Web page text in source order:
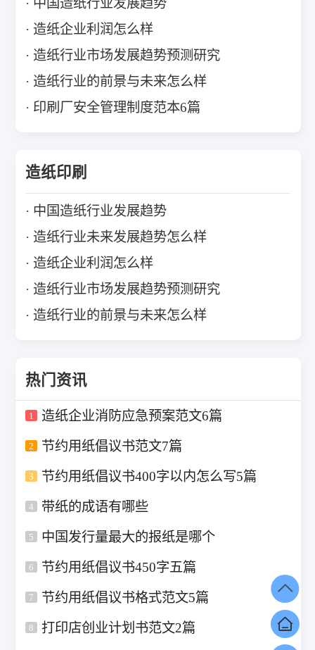
中国造纸行业发展趋势
造纸企业利润怎么样
造纸行业市场发展趋势预测研究
造纸行业的前景与未来怎么样
印刷厂安全管理制度范本6篇
造纸印刷
中国造纸行业发展趋势
造纸行业未来发展趋势怎么样
造纸企业利润怎么样
造纸行业市场发展趋势预测研究
造纸行业的前景与未来怎么样
热门资讯
1 造纸企业消防应急预案范文6篇
2 节约用纸倡议书范文7篇
3 节约用纸倡议书400字以内怎么写5篇
4 带纸的成语有哪些
5 中国发行量最大的报纸是哪个
6 节约用纸倡议书450字五篇
7 节约用纸倡议书格式范文5篇
8 打印店创业计划书范文2篇